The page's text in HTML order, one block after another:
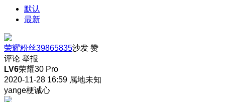
默认
最新
荣耀粉丝39865835沙发 赞
评论 举报
LV6荣耀30 Pro
2020-11-28 16:59 属地未知
yange梗诚心